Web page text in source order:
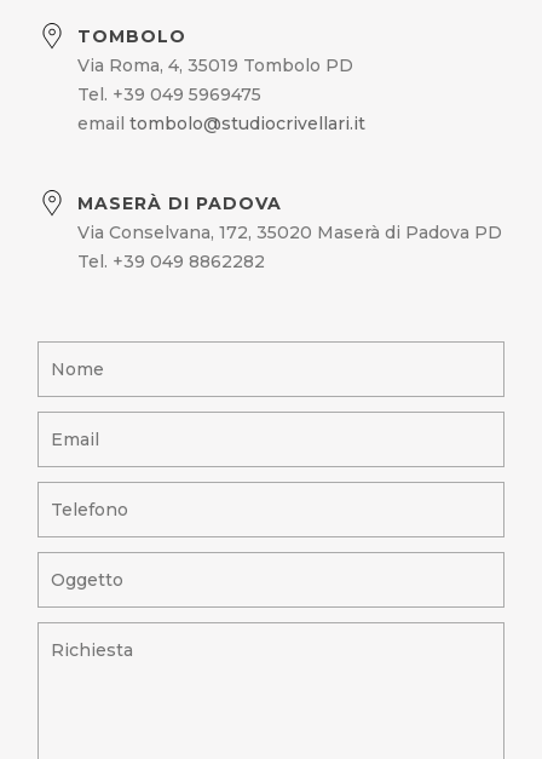
TOMBOLO
Via Roma, 4, 35019 Tombolo PD
Tel. +39 049 5969475
emailtombolo@studiocrivellari.it
MASERÀ DI PADOVA
Via Conselvana, 172, 35020 Maserà di Padova PD
Tel. +39 049 8862282